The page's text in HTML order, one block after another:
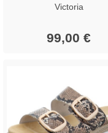
Victoria
99,00 €